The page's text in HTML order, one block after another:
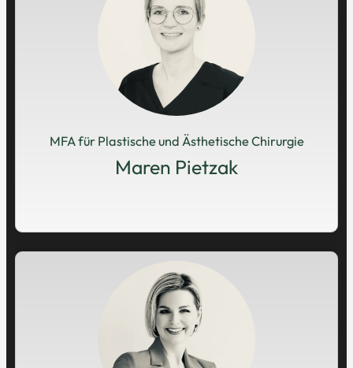
MFA für Plastische und Ästhetische Chirurgie
Maren Pietzak